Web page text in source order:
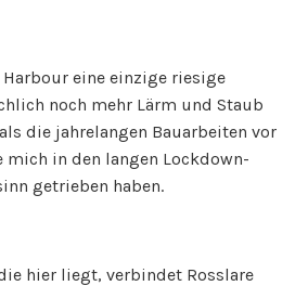
eine einzige riesige
noch mehr Lärm und Staub
die jahrelangen Bauarbeiten vor
mich in den langen Lockdown-
getrieben haben.
hier liegt, verbindet Rosslare